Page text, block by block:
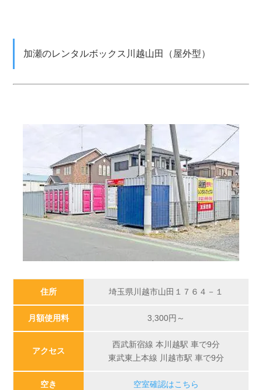
加瀬のレンタルボックス川越山田（屋外型）
住所 埼玉県川越市山田１７６４－１
月額使用料 3,300円～
アクセス
西武新宿線 本川越駅 車で9分
東武東上本線 川越市駅 車で9分
空き 空室確認はこちら